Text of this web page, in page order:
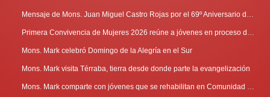
Mensaje de Mons. Juan Miguel Castro Rojas por el 69º Aniversario de Radio Sinaí
Primera Convivencia de Mujeres 2026 reúne a jóvenes en proceso de discernimiento vocacional
Mons. Mark celebró Domingo de la Alegría en el Sur
Mons. Mark visita Térraba, tierra desde donde parte la evangelización
Mons. Mark comparte con jóvenes que se rehabilitan en Comunidad Cenáculo